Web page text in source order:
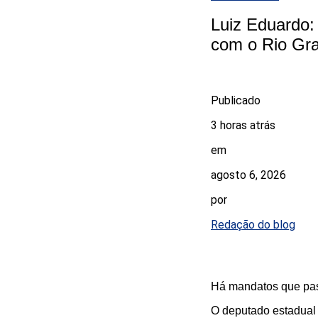
Luiz
com o Rio
Publicado
3 horas atrás
em
agosto 6, 2026
por
Redação do blog
Há mandatos que
O deputado